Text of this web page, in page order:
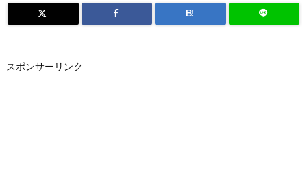
B!
スポンサーリンク